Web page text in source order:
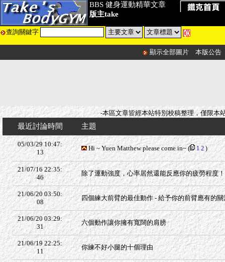
BBS 健身運動精華文章
版主take
查詢關鍵字
顯示全部圖片 本版公告
-本區文章皆經本站特別校稿整理，僅限本
最近討論時間 主題
05/03/29 10:47:
13
Hi ~ Yuen Matthew please come in~( 1 2)
21/07/16 22:35:
46
除了運動強度，心率居然還能反應你的疲勞程度
21/06/20 03:50:
08
四個練大前臂的最佳動作 - 給予你的前臂應有的關
21/06/20 03:29:
31
六個動作讓你擁有寬闊的肩膀
21/06/19 22:25:
11
你練不好小腿的十個理由